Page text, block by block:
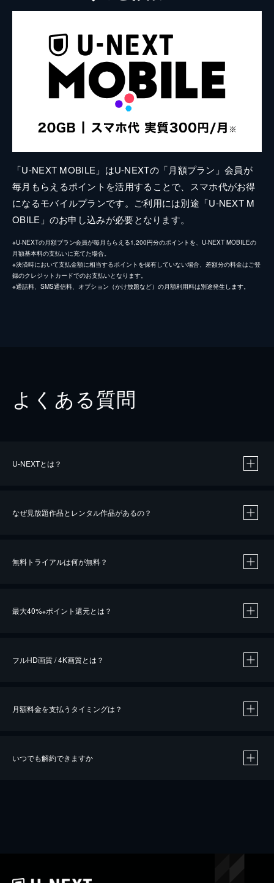
「U-NEXT MOBILE」はU-NEXTの「月額プラン」会員が
毎月もらえるポイントを活用することで、スマホ代がお得
になるモバイルプランです。ご利用には別途「U-NEXT M
OBILE」のお申し込みが必要となります。
※U-NEXTの月額プラン会員が毎月もらえる1,200円分のポイントを、U-NEXT MOBILEの
月額基本料の支払いに充てた場合。
※決済時において支払金額に相当するポイントを保有していない場合、差額分の料金はご登
録のクレジットカードでのお支払いとなります。
※通話料、SMS通信料、オプション（かけ放題など）の月額利用料は別途発生します。
よくある質問
U-NEXTとは？
なぜ見放題作品とレンタル作品があるの？
無料トライアルは何が無料？
最大40%※ポイント還元とは？
※40％ポイント還元の対象は、クレジットカード決済による作品の購入 / レンタルです。
iOSアプリのUコイン決済による作品の購入 / レンタルは、20％のポイント還元です。
フルHD画質 / 4K画質とは？
月額料金を支払うタイミングは？
いつでも解約できますか